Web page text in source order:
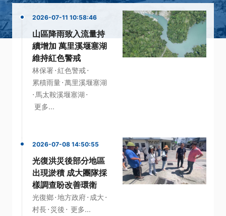
2026-07-11 10:58:46
山區降雨致入流量持
續增加 萬里溪堰塞湖
維持紅色警戒
林保署 ·紅色警戒·
累積雨量·萬里溪堰塞湖
· 馬太鞍溪堰塞湖 ·
更多...
2026-07-08 14:50:55
光復洪災後部分地區
出現淤積 成大團隊採
樣調查盼改善環衛
光復鄉·地方政府· 成大 ·
村長· 災後 · 更多...